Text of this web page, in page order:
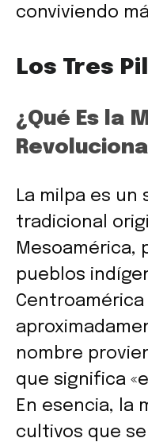
conviviendo
Los Tres
¿Qué Es la
La milpa es
tradicional
Mesoamérica,
pueblos
nombre
que significa
En esencia, la
cultivos que